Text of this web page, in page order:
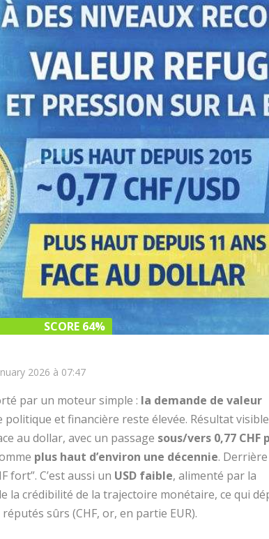
SCORE 64%
SCORE 64%
2026 à 07:47
par un moteur simple : la demande de valeur
et financière reste élevée. Résultat
au dollar, avec un passage sous/vers 0,77 CHF
plus haut d’environ une décennie.
fort”. C’est aussi un USD faible, alimenté par la
crédibilité de la trajectoire monétaire, ce qui
sûrs (CHF, or, en partie EUR).